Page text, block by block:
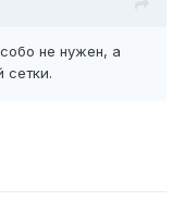
не нужен, а
сетки.